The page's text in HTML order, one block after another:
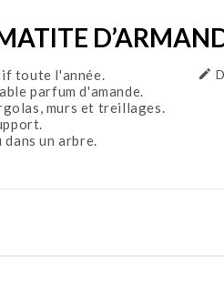

toute l'année.
parfum d'amande.
murs et treillages.
un arbre.